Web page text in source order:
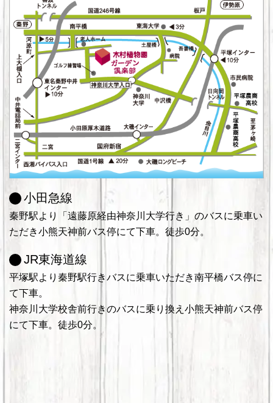
小田急線
秦野駅より「遠藤原経由神奈川大学行き」のバスに乗車い
ただき小熊天神前バス停にて下車。徒歩0分。
JR東海道線
平塚駅より秦野駅行きバスに乗車いただき南平橋バス停に
て下車。
神奈川大学校舎前行きのバスに乗り換え小熊天神前バス停
にて下車。徒歩0分。